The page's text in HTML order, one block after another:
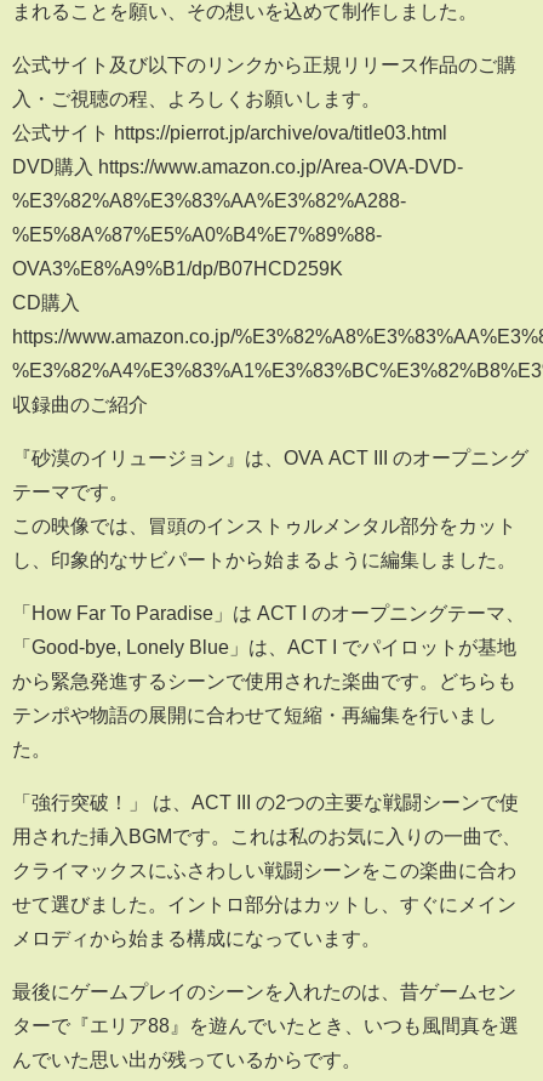
まれることを願い、その想いを込めて制作しました。
公式サイト及び以下のリンクから正規リリース作品のご購
入・ご視聴の程、よろしくお願いします。
公式サイト https://pierrot.jp/archive/ova/title03.html
DVD購入 https://www.amazon.co.jp/Area-OVA-DVD-
%E3%82%A8%E3%83%AA%E3%82%A288-
%E5%8A%87%E5%A0%B4%E7%89%88-
OVA3%E8%A9%B1/dp/B07HCD259K
CD購入
https://www.amazon.co.jp/
収録曲のご紹介
『砂漠のイリュージョン』は、OVA ACT III のオープニング
テーマです。
この映像では、冒頭のインストゥルメンタル部分をカット
し、印象的なサビパートから始まるように編集しました。
「How Far To Paradise」は ACT I のオープニングテーマ、
「Good-bye, Lonely Blue」は、ACT I でパイロットが基地
から緊急発進するシーンで使用された楽曲です。どちらも
テンポや物語の展開に合わせて短縮・再編集を行いまし
た。
「強行突破！」 は、ACT III の2つの主要な戦闘シーンで使
用された挿入BGMです。これは私のお気に入りの一曲で、
クライマックスにふさわしい戦闘シーンをこの楽曲に合わ
せて選びました。イントロ部分はカットし、すぐにメイン
メロディから始まる構成になっています。
最後にゲームプレイのシーンを入れたのは、昔ゲームセン
ターで『エリア88』を遊んでいたとき、いつも風間真を選
んでいた思い出が残っているからです。